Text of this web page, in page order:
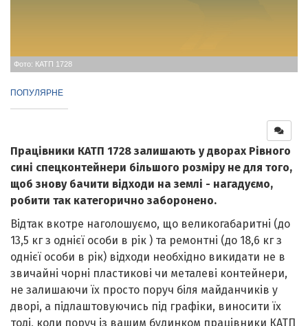
Фото: КАТП 1728
ПОПУЛЯРНЕ
Працівники КАТП 1728 залишають у дворах Рівного
сині спецконтейнери більшого розміру не для того,
щоб знову бачити відходи на землі - нагадуємо,
робити так категорично заборонено.
Відтак вкотре наголошуємо, що великогабаритні (до
13,5 кг з однієї особи в рік ) та ремонтні (до 18,6 кг з
однієї особи в рік) відходи необхідно викидати не в
звичайні чорні пластикові чи металеві контейнери,
не залишаючи їх просто поруч біля майданчиків у
дворі, а підлаштовуючись під графіки, виносити їх
тоді, коли поруч із вашим будинком працівники КАТП